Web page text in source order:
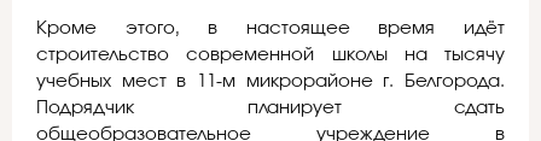
Кроме этого, в настоящее время идёт
строительство современной школы на тысячу
учебных мест в 11-м микрорайоне г. Белгорода.
Подрядчик планирует сдать
общеобразовательное учреждение в